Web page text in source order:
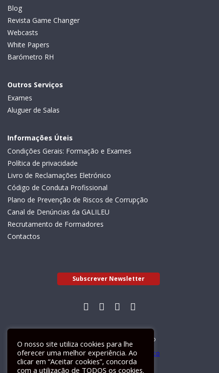
Blog
Revista Game Changer
Webcasts
White Papers
Barómetro RH
Outros Serviços
Exames
Aluguer de Salas
Informações Úteis
Condições Gerais: Formação e Exames
Política de privacidade
Livro de Reclamações Eletrónico
Código de Conduta Profissional
Plano de Prevenção de Riscos de Corrupção
Canal de Denúncias da GALILEU
Recrutamento de Formadores
Contactos
Subscrever Newsletter
Livro de Reclamações Electrónico
O nosso site utiliza cookies para lhe
oferecer uma melhor experiência. Ao
clicar em “Aceitar cookies”, concorda
com a utilização de TODOS os cookies.